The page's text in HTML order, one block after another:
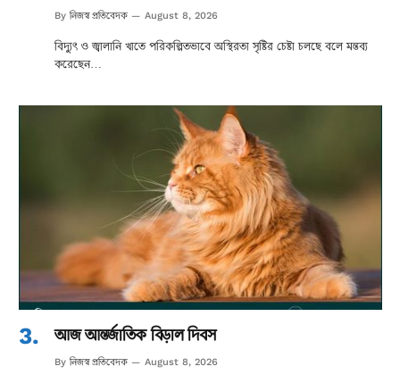
By নিজস্ব প্রতিবেদক August 8, 2026
বিদ্যুৎ ও জ্বালানি খাতে পরিকল্পিতভাবে অস্থিরতা সৃষ্টির চেষ্টা চলছে বলে মন্তব্য
করেছেন…
আজ আন্তর্জাতিক বিড়াল দিবস
By নিজস্ব প্রতিবেদক August 8, 2026